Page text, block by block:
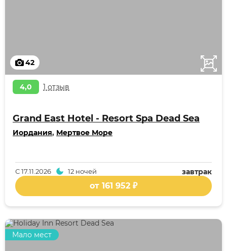
42
4,0 1 отзыв
Grand East Hotel - Resort Spa Dead Sea
Иордания, Мертвое Море
завтрак
С17.11.2026 12 ночей
от 161 952 ₽
Мало мест